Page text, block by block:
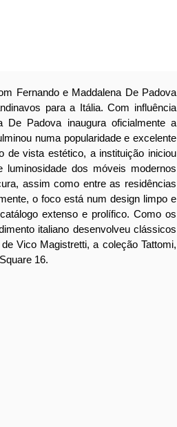
Fernando e Maddalena De Padova
para a Itália. Com influência
Padova inaugura oficialmente a
numa popularidade e excelente
de vista estético, a instituição iniciou
dos móveis modernos
assim como entre as residências
o foco está num design limpo e
extenso e prolífico. Como os
italiano desenvolveu clássicos
Vico Magistretti, a coleção Tattomi,
16.